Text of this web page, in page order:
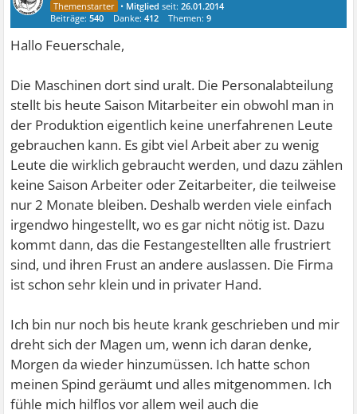
• Mitglied seit:26.01.2014
Beiträge:540 Danke:412 Themen:9
Hallo Feuerschale,
Die Maschinen dort sind uralt. Die Personalabteilung
stellt bis heute Saison Mitarbeiter ein obwohl man in
der Produktion eigentlich keine unerfahrenen Leute
gebrauchen kann. Es gibt viel Arbeit aber zu wenig
Leute die wirklich gebraucht werden, und dazu zählen
keine Saison Arbeiter oder Zeitarbeiter, die teilweise
nur 2 Monate bleiben. Deshalb werden viele einfach
irgendwo hingestellt, wo es gar nicht nötig ist. Dazu
kommt dann, das die Festangestellten alle frustriert
sind, und ihren Frust an andere auslassen. Die Firma
ist schon sehr klein und in privater Hand.
Ich bin nur noch bis heute krank geschrieben und mir
dreht sich der Magen um, wenn ich daran denke,
Morgen da wieder hinzumüssen. Ich hatte schon
meinen Spind geräumt und alles mitgenommen. Ich
fühle mich hilflos vor allem weil auch die